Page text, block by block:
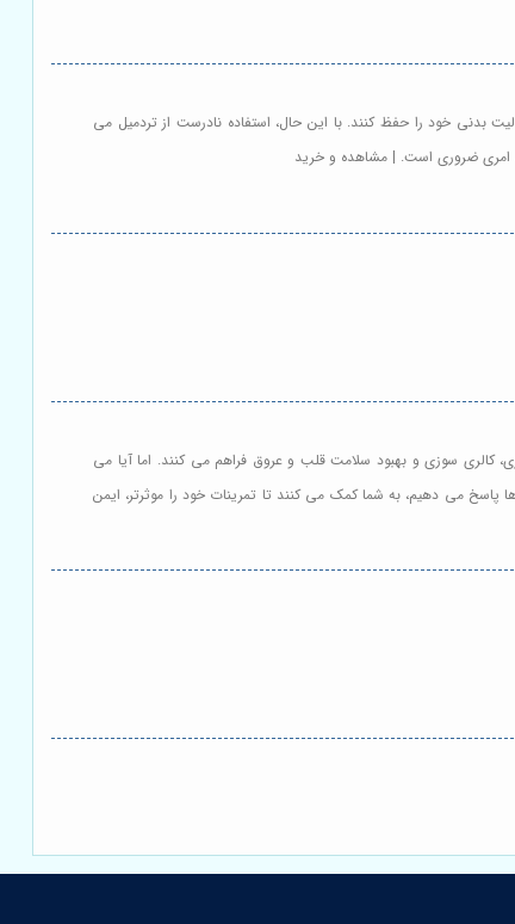
بدنی خود را حفظ کنند. با این حال، استفاده نادرست از تردمیل می
امری ضروری است. | مشاهده و خرید
کالری سوزی و بهبود سلامت قلب و عروق فراهم می کنند. اما آیا می
پاسخ می دهیم، به شما کمک می کنند تا تمرینات خود را موثرتر، ایمن